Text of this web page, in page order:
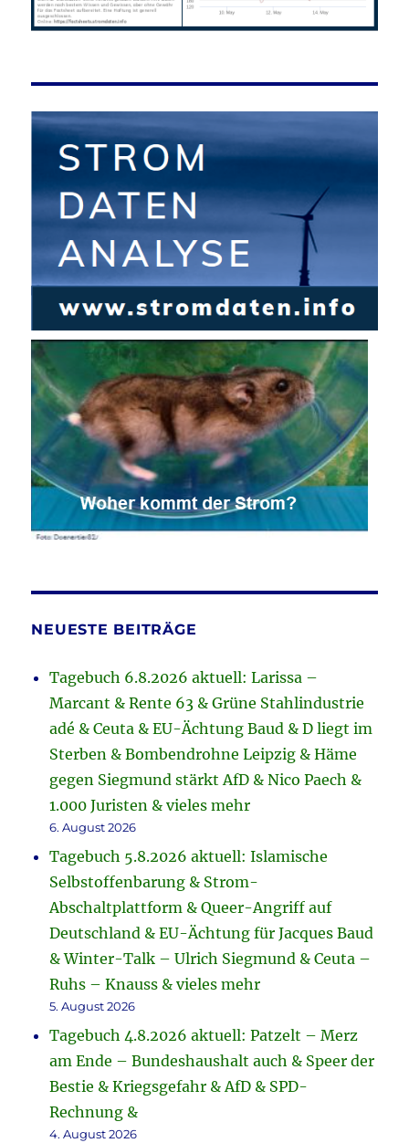
NEUESTE BEITRÄGE
Tagebuch 6.8.2026 aktuell: Larissa –
Marcant & Rente 63 & Grüne Stahlindustrie
adé & Ceuta & EU-Ächtung Baud & D liegt im
Sterben & Bombendrohne Leipzig & Häme
gegen Siegmund stärkt AfD & Nico Paech &
1.000 Juristen & vieles mehr
6. August 2026
Tagebuch 5.8.2026 aktuell: Islamische
Selbstoffenbarung & Strom-
Abschaltplattform & Queer-Angriff auf
Deutschland & EU-Ächtung für Jacques Baud
& Winter-Talk – Ulrich Siegmund & Ceuta –
Ruhs – Knauss & vieles mehr
5. August 2026
Tagebuch 4.8.2026 aktuell: Patzelt – Merz
am Ende – Bundeshaushalt auch & Speer der
Bestie & Kriegsgefahr & AfD & SPD-
Rechnung &
4. August 2026